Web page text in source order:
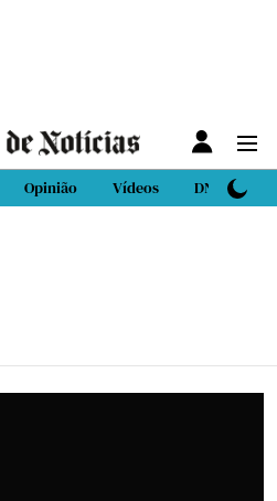
Opinião Vídeos DN Sport